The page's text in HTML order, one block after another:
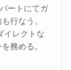
ートにてガ
行なう。
イレクトな
務める。